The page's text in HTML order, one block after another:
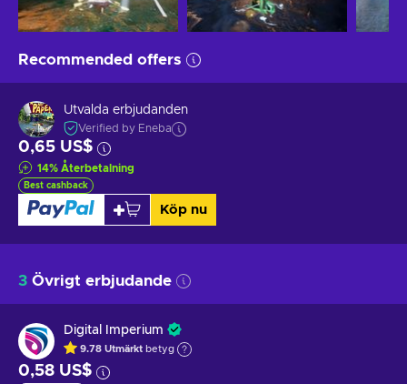
Recommended offers
Utvalda erbjudanden
Verified by Eneba
0,65 US$
14% Återbetalning
Best cashback
Köp nu
3 Övrigt erbjudande
Digital Imperium
9.78 Utmärkt betyg
0,58 US$